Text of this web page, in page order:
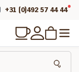
+31 (0)492 57 44 44